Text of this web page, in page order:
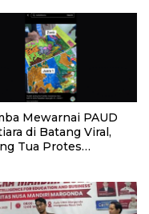
Mewarnai PAUD
di Batang Viral,
Tua Protes